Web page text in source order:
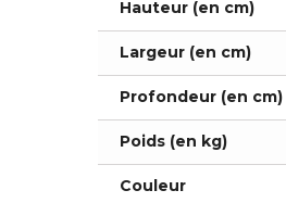
Hauteur (en cm)
Largeur (en cm)
Profondeur (en cm)
Poids (en kg)
Couleur